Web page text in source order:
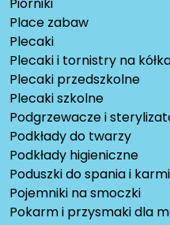
Piórniki
Place zabaw
Plecaki
Plecaki i tornistry na
Plecaki przedszkolne
Plecaki szkolne
Podgrzewacze i
Podkłady do twarzy
Podkłady higieniczne
Poduszki do spania i
Pojemniki na smoczki
Pokarm i przysmaki dla